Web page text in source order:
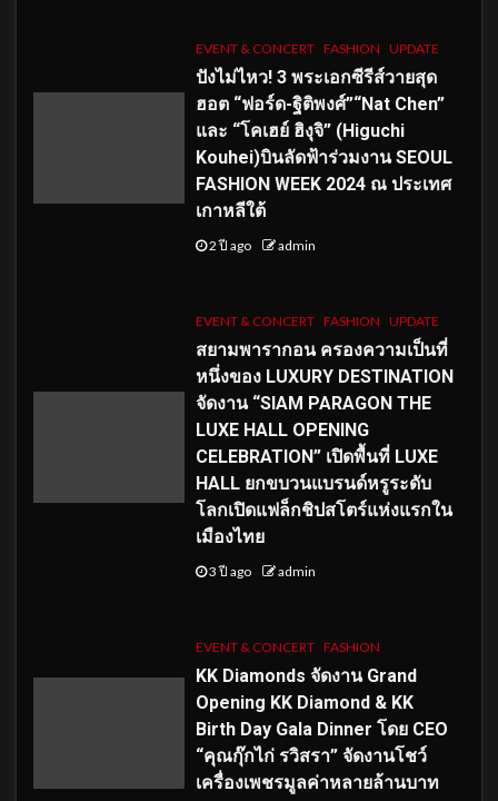
EVENT & CONCERT FASHION UPDATE
ปังไม่ไหว! 3 พระเอกซีรีส์วายสุด
ฮอต “ฟอร์ด-ฐิติพงศ์”“Nat Chen”
และ “โคเฮย์ ฮิงุจิ” (Higuchi
Kouhei)บินลัดฟ้าร่วมงาน SEOUL
FASHION WEEK 2024 ณ ประเทศ
เกาหลีใต้
2 ปี ago admin
EVENT & CONCERT FASHION UPDATE
สยามพารากอน ครองความเป็นที่
หนึ่งของ LUXURY DESTINATION
จัดงาน “SIAM PARAGON THE
LUXE HALL OPENING
CELEBRATION” เปิดพื้นที่ LUXE
HALL ยกขบวนแบรนด์หรูระดับ
โลกเปิดแฟล็กชิปสโตร์แห่งแรกใน
เมืองไทย
3 ปี ago admin
EVENT & CONCERT FASHION
KK Diamonds จัดงาน Grand
Opening KK Diamond & KK
Birth Day Gala Dinner โดย CEO
“คุณกุ๊กไก่ รวิสรา” จัดงานโชว์
เครื่องเพชรมูลค่าหลายล้านบาท